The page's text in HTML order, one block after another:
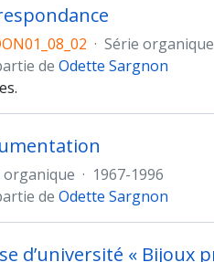
· Série organique
de Odette Sargnon
organique · 1967-1996
de Odette Sargnon